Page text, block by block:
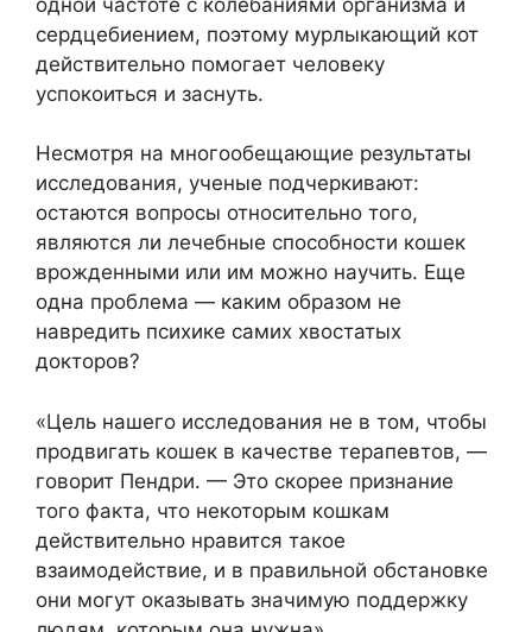
сердцебиением, поэтому мурлыкающий кот
действительно помогает человеку
успокоиться и заснуть.
Несмотря на многообещающие результаты
исследования, ученые подчеркивают:
остаются вопросы относительно того,
являются ли лечебные способности кошек
врожденными или им можно научить. Еще
одна проблема — каким образом не
навредить психике самих хвостатых
докторов?
«Цель нашего исследования не в том, чтобы
продвигать кошек в качестве терапевтов, —
говорит Пендри. — Это скорее признание
того факта, что некоторым кошкам
действительно нравится такое
взаимодействие, и в правильной обстановке
они могут оказывать значимую поддержку